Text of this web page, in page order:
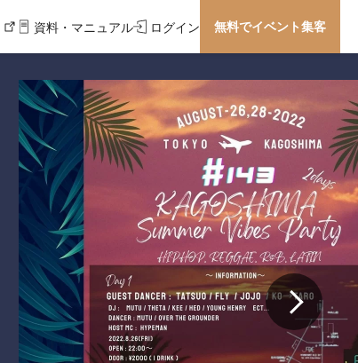
資料・マニュアル ログイン 無料でイベント集客